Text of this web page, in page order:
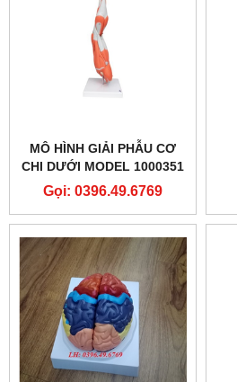
MÔ HÌNH GIẢI PHẪU CƠ
CHI DƯỚI MODEL 1000351
[M20] 3B SCIENTIFIC
Gọi: 0396.49.6769